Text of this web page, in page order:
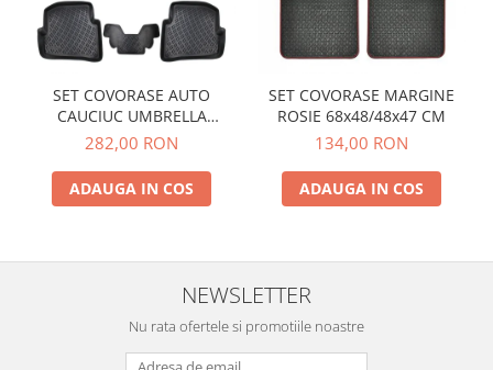
SET COVORASE AUTO
CAUCIUC UMBRELLA
PENTRU VW POLO V (6R / 6C
/ 61) 2009-2017
282,00 RON
ADAUGA IN COS
SET COVORASE MARGINE
ROSIE 68x48/48x47 CM
134,00 RON
ADAUGA IN COS
NEWSLETTER
Nu rata ofertele si promotiile noastre